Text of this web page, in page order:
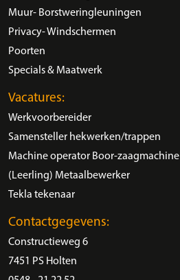
Muur- Borstweringleuningen
Privacy- Windschermen
Poorten
Specials & Maatwerk
Vacatures:
Werkvoorbereider
Samensteller hekwerken/trappen
Machine operator Boor-zaagmachine
(Leerling) Metaalbewerker
Tekla tekenaar
Contactgegevens:
Constructieweg 6
7451 PS Holten